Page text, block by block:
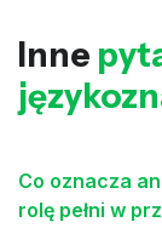
Inne
Co oznacza
rolę pełni w